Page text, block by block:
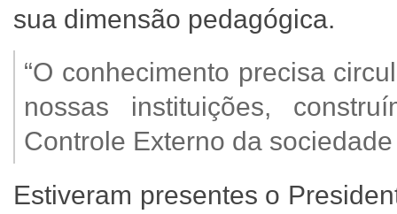
sua dimensão pedagógica.
“O conhecimento precisa
nossas instituições,
Controle Externo da
Estiveram presentes o